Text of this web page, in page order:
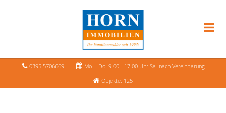
0395 5706669
Mo. - Do. 9.00 - 17.00 Uhr Sa. nach Vereinbarung
Objekte: 125